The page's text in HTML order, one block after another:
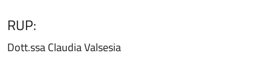
RUP:
Dott.ssa Claudia Valsesia